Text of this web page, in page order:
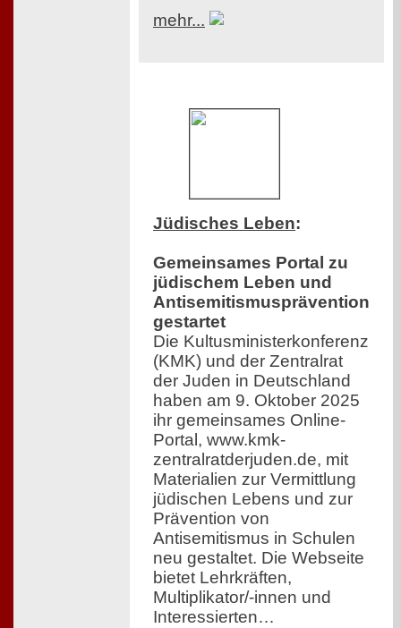
mehr...
Jüdisches Leben:
Gemeinsames Portal zu
jüdischem Leben und
Antisemitismusprävention
gestartet
Die Kultusministerkonferenz
(KMK) und der Zentralrat
der Juden in Deutschland
haben am 9. Oktober 2025
ihr gemeinsames Online-
Portal, www.kmk-
zentralratderjuden.de, mit
Materialien zur Vermittlung
jüdischen Lebens und zur
Prävention von
Antisemitismus in Schulen
neu gestaltet. Die Webseite
bietet Lehrkräften,
Multiplikator/-innen und
Interessierten…